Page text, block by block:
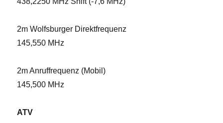
2m Wolfsburger Direktfrequenz
145,550 MHz
2m Anruffrequenz (Mobil)
145,500 MHz
ATV